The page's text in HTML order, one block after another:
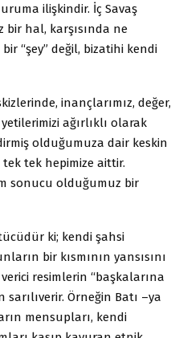
ilişkindir. İç Savaş
bir hal, karşısında ne
“şey” değil, bizatihi kendi
inançlarımız, değer,
ağırlıklı olarak
olduğumuza dair keskin
tek hepimize aittir.
sonucu olduğumuz bir
ki; kendi şahsi
bir kısmının yansısını
resimlerin “başkalarına
Örneğin Batı –ya
mensupları, kendi